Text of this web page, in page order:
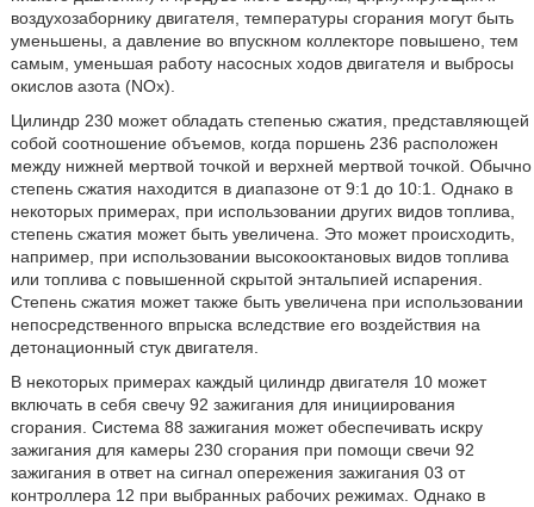
воздухозаборнику двигателя, температуры сгорания могут быть
уменьшены, а давление во впускном коллекторе повышено, тем
самым, уменьшая работу насосных ходов двигателя и выбросы
окислов азота (NOx).
Цилиндр 230 может обладать степенью сжатия, представляющей
собой соотношение объемов, когда поршень 236 расположен
между нижней мертвой точкой и верхней мертвой точкой. Обычно
степень сжатия находится в диапазоне от 9:1 до 10:1. Однако в
некоторых примерах, при использовании других видов топлива,
степень сжатия может быть увеличена. Это может происходить,
например, при использовании высокооктановых видов топлива
или топлива с повышенной скрытой энтальпией испарения.
Степень сжатия может также быть увеличена при использовании
непосредственного впрыска вследствие его воздействия на
детонационный стук двигателя.
В некоторых примерах каждый цилиндр двигателя 10 может
включать в себя свечу 92 зажигания для инициирования
сгорания. Система 88 зажигания может обеспечивать искру
зажигания для камеры 230 сгорания при помощи свечи 92
зажигания в ответ на сигнал опережения зажигания 03 от
контроллера 12 при выбранных рабочих режимах. Однако в